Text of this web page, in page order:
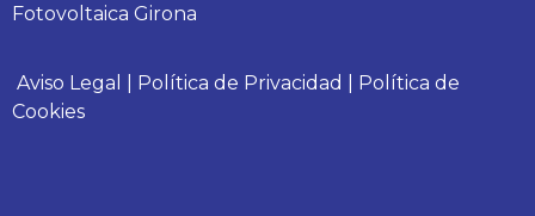
Fotovoltaica Girona
Aviso Legal Política de Privacidad
Política de
Cookies